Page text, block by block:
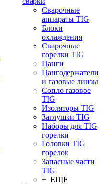
Сварочные
аппараты TIG
Блоки
охлаждения
Сварочные
горелки TIG
Цанги
Цангодержатели
и газовые линзы
Сопло газовое
TIG
Изоляторы TIG
Заглушки TIG
Наборы для TIG
горелки
Головки TIG
горелок
Запасные части
TIG
+ ЕЩЕ